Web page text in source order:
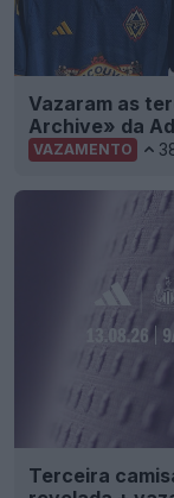
Vazaram as
Archive» da
VAZAMENTO
Terceira